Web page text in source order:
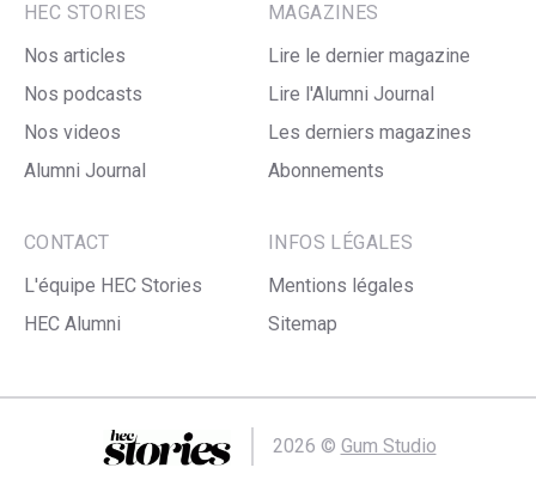
HEC STORIES
Nos articles
Nos podcasts
Nos videos
Alumni Journal
MAGAZINES
Lire le dernier magazine
Lire l'Alumni Journal
Les derniers magazines
Abonnements
CONTACT
L'équipe HEC Stories
HEC Alumni
INFOS LÉGALES
Mentions légales
Sitemap
2026 © Gum Studio